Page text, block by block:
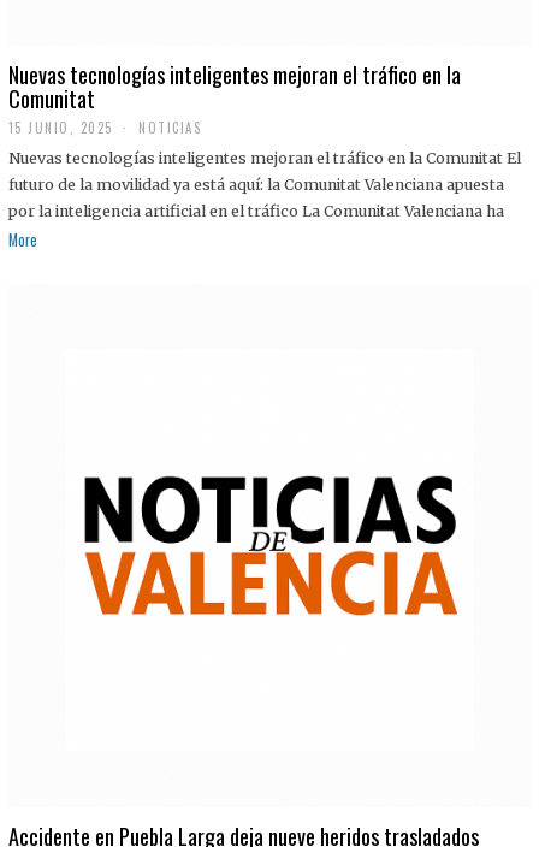
Nuevas tecnologías inteligentes mejoran el tráfico en la
Comunitat
15 JUNIO, 2025 NOTICIAS
Nuevas tecnologías inteligentes mejoran el tráfico en la Comunitat El
futuro de la movilidad ya está aquí: la Comunitat Valenciana apuesta
por la inteligencia artificial en el tráfico La Comunitat Valenciana ha
More
Accidente en Puebla Larga deja nueve heridos trasladados